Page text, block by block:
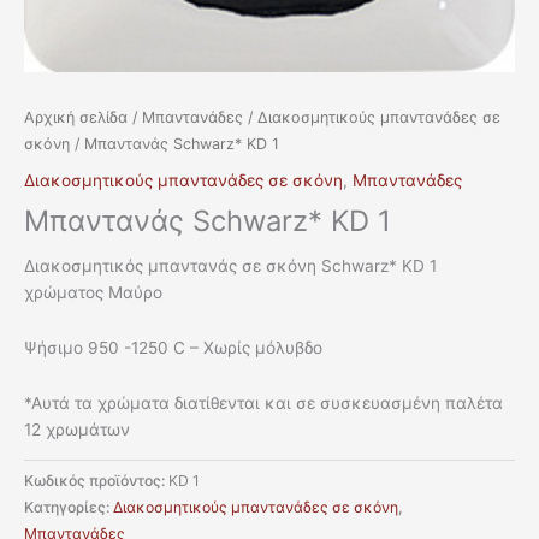
Αρχική σελίδα / Μπαντανάδες / Διακοσμητικούς μπαντανάδες σε
σκόνη / Μπαντανάς Schwarz* KD 1
Διακοσμητικούς μπαντανάδες σε σκόνη, Μπαντανάδες
Μπαντανάς Schwarz* KD 1
Διακοσμητικός μπαντανάς σε σκόνη Schwarz* KD 1
χρώματος Μαύρο
Ψήσιμο 950 -1250 C – Χωρίς μόλυβδο
*Αυτά τα χρώματα διατίθενται και σε συσκευασμένη παλέτα
12 χρωμάτων
Κωδικός προϊόντος: KD 1
Κατηγορίες: Διακοσμητικούς μπαντανάδες σε σκόνη
Μπαντανάδες